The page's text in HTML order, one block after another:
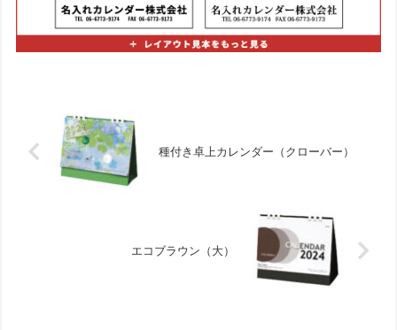
種付き卓上カレンダー（クローバー）
エコブラウン（大）